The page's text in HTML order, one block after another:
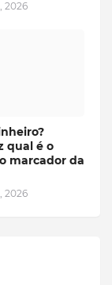
2026
qual é o
marcador da
2026